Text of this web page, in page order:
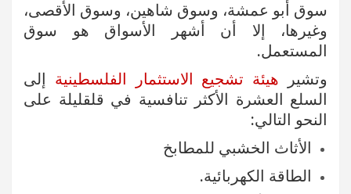
سوق أبو عمشة، وسوق شاهين، وسوق الأقصى،
وغيرها، إلا أن أشهر الأسواق هو سوق
المستعمل.
وتشير هيئة تشجيع الاستثمار الفلسطينية إلى
السلع العشرة الأكثر تنافسية في قلقليلة على
النحو التالي:
الأثاث الخشبي للمطابخ
الطاقة الكهربائية.